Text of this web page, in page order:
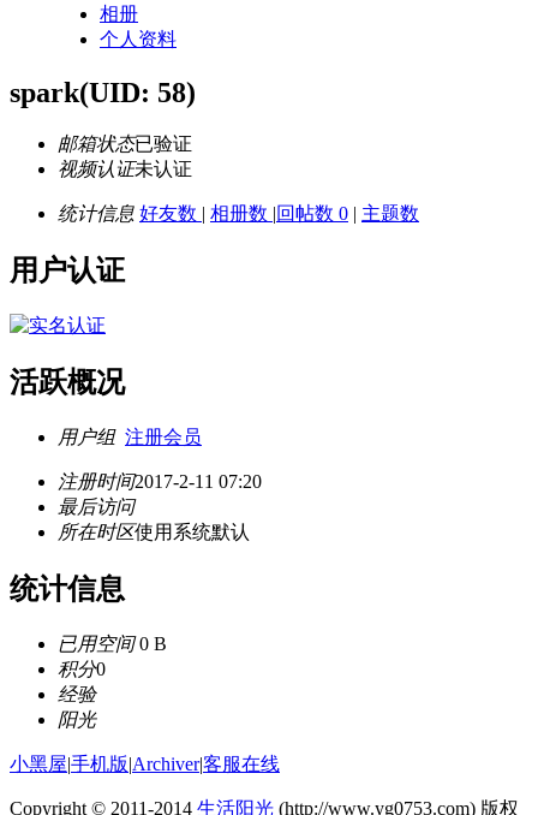
相册
个人资料
spark(UID: 58)
邮箱状态已验证
视频认证未认证
统计信息 好友数 | 相册数 |回帖数 0 | 主题数
用户认证
活跃概况
用户组 注册会员
注册时间2017-2-11 07:20
最后访问
所在时区使用系统默认
统计信息
已用空间0 B
积分0
经验
阳光
小黑屋|手机版|Archiver|客服在线
Copyright © 2011-2014 生活阳光 (http://www.yg0753.com) 版权